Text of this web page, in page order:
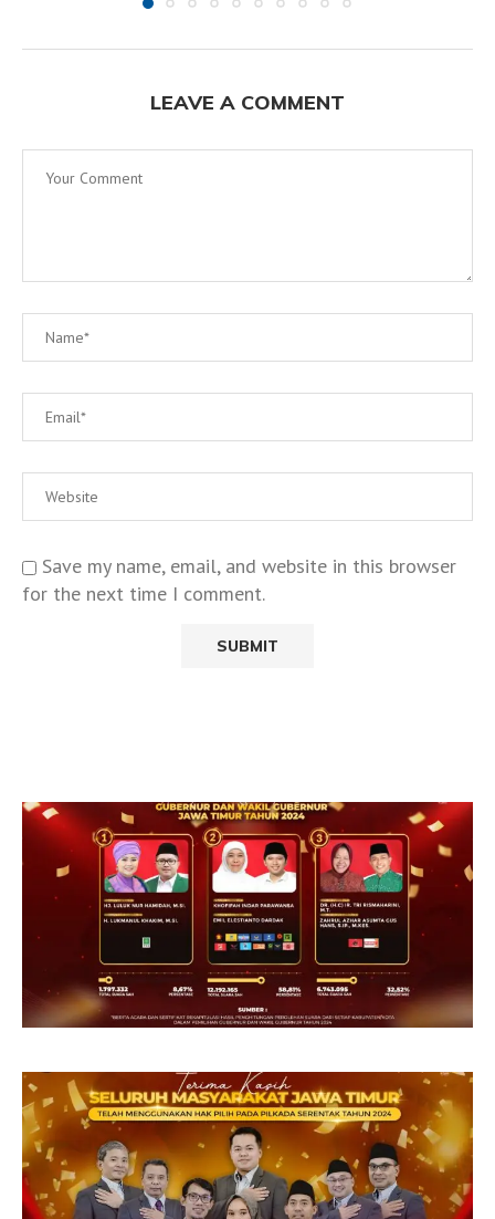
LEAVE A COMMENT
Save my name, email, and website in this browser
for the next time I comment.